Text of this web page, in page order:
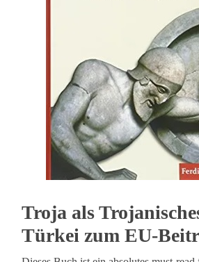
Troja als
Türkei zum EU-